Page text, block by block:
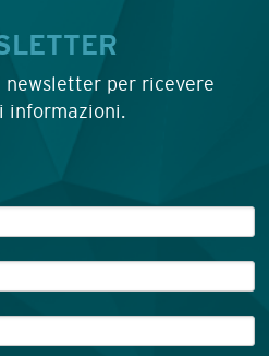
per ricevere
informazioni.